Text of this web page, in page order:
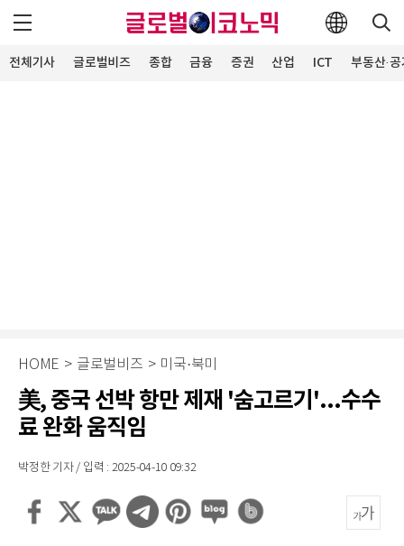
전체기사 글로벌비즈 종합 금융 증권 산업 ICT 부동산·
HOME > 글로벌비즈 > 미국·북미
美, 중국 선박 항만 제재 '숨고르기'...수수
료 완화 움직임
박정한 기자 / 입력 : 2025-04-10 09:32